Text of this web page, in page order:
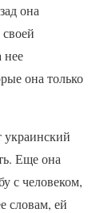
она
нее
она только
украинский
Еще она
с человеком,
словам, ей